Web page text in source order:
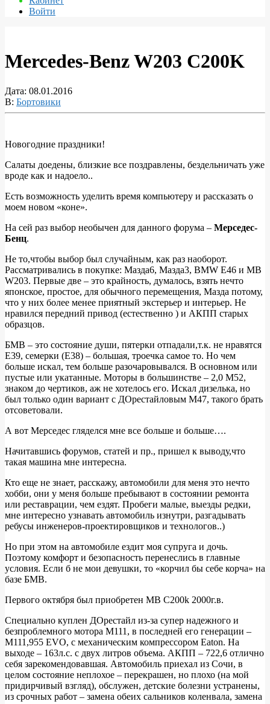
Войти
Mercedes-Benz W203 C200K
Дата: 08.01.2016
В: Бортовики
Mercedes-
Benz
W203
C200K
Новогодние праздники!
Салаты доедены, близкие все поздравлены, бездельничать уже
вроде как и надоело..
Есть возможность уделить время компьютеру и рассказать о
моем новом «коне».
На сей раз выбор необычен для данного форума – Мерседес-
Бенц.
Не то,чтобы выбор был случайным, как раз наоборот.
Рассматривались в покупке: Мазда6, Мазда3, BMW Е46 и MB
W203. Первые две – это крайность, думалось, взять нечто
японское, простое, для обычного перемещения, Мазда потому,
что у них более менее приятный экстерьер и интерьер. Не
нравился передний привод (естественно ) и АКПП старых
образцов.
БМВ – это состояние души, пятерки отпадали,т.к. не нравятся
Е39, семерки (Е38) – большая, троечка самое то. Но чем
больше искал, тем больше разочаровывался. В основном или
пустые или укатанные. Моторы в большинстве – 2,0 М52,
знаком до чертиков, аж не хотелось его. Искал дизелька, но
был только один вариант с ДОрестайловым M47, такого брать
отсоветовали.
А вот Мерседес гляделся мне все больше и больше….
Начитавшись форумов, статей и пр., пришел к выводу,что
такая машина мне интересна.
Кто еще не знает, расскажу, автомобили для меня это нечто
хобби, они у меня больше пребывают в состоянии ремонта
или реставрации, чем ездят. Пробеги малые, выезды редки,
мне интересно узнавать автомобиль изнутри, разгадывать
ребусы инженеров-проектировщиков и технологов..)
Но при этом на автомобиле ездит моя супруга и дочь.
Поэтому комфорт и безопасность перенеслись в главные
условия. Если б не мои девушки, то «корчил бы себе корча» на
базе БМВ.
Первого октября был приобретен MB C200k 2000г.в.
Специально куплен ДОрестайл из-за супер надежного и
безпроблемного мотора М111, в последней его генерации –
М111,955 EVO, с механическим компрессором Eaton. На
выходе – 163л.с. с двух литров объема. АКПП – 722,6 отлично
себя зарекомендовавшая. Автомобиль приехал из Сочи, в
целом состояние неплохое – перекрашен, но плохо (на мой
придирчивый взгляд), обслужен, детские болезни устранены,
из срочных работ – замена обеих сальников коленвала, замена